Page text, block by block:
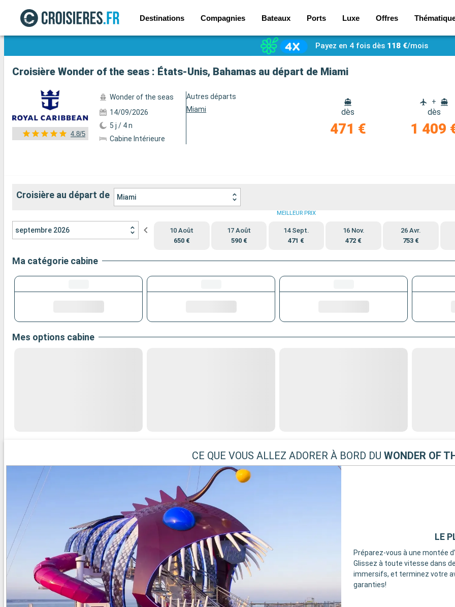
Destinations Compagnies Bateaux Ports Luxe Offres
Voir les 72 autres photos
Payez en 4 fois dès 118 €/mois
Croisière Wonder of the seas : États-Unis, Bahamas au départ de Miami
4.8/5
Wonder of the seas
14/09/2026
5 j / 4 n
Cabine Intérieure
Autres départs
Miami
dès
471 €
+
dès
1 409
Croisière au départ de Miami
septembre 2026
10 Août
650 €
17 Août
590 €
MEILLEUR PRIX
14 Sept.
471 €
16 Nov.
472 €
26 Avr.
753 €
Ma catégorie cabine
Mes options cabine
CE QUE VOUS ALLEZ ADORER À BORD DU WONDER OF
LE
Préparez-vous à une montée
Glissez à toute vitesse dans
immersifs, et terminez votre
garanties!